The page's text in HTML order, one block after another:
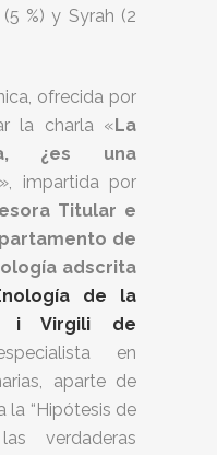
%) y Syrah (2
ofrecida por
la charla « La
¿es una
», impartida por
Titular e
de
adscrita
de la
i Virgili de
en
aparte de
la “Hipótesis de
verdaderas